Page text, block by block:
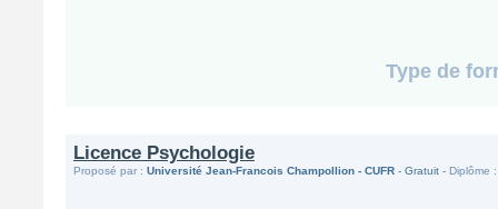
Type de
Licence Psychologie
Proposé par : Université Jean-Francois Champollion - CUFR - Gratuit - Diplôme :